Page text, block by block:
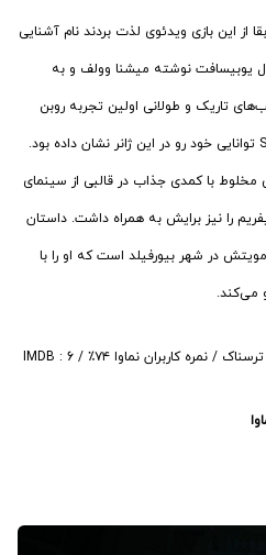
از این بازی ویدئوی لذت بردند نام‌ آشنایی
یوبیسافت نوشته میشنا وولف و به
تاریک و طولانی اولین تجربه روبن
کارگردان نیست و او سابقا با Scare me توانایی خود رو در این ژانر نشان داده بود.
با کمدی جذاب در قالبی از سینمای
را نیز برایش به همراه داشت. داستان
در شهر بیورفیلد است که او را با
می‌کند.